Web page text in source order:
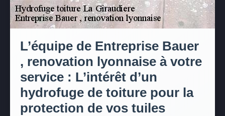
L’équipe de Entreprise Bauer
, renovation lyonnaise à votre
service : L’intérêt d’un
hydrofuge de toiture pour la
protection de vos tuiles